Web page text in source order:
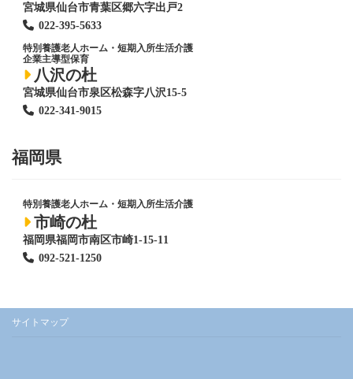
宮城県仙台市青葉区郷六字出戸2
022-395-5633
特別養護老人ホーム ・短期入所生活介護
企業主導型保育
八沢の杜
宮城県仙台市泉区松森字八沢15-5
022-341-9015
福岡県
特別養護老人ホーム ・短期入所生活介護
市崎の杜
福岡県福岡市南区市崎1-15-11
092-521-1250
サイトマップ